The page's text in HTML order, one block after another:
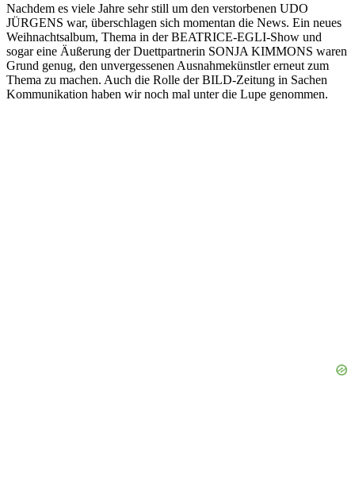
Nachdem es viele Jahre sehr still um den verstorbenen UDO
JÜRGENS war, überschlagen sich momentan die News. Ein neues
Weihnachtsalbum, Thema in der BEATRICE-EGLI-Show und
sogar eine Äußerung der Duettpartnerin SONJA KIMMONS waren
Grund genug, den unvergessenen Ausnahmekünstler erneut zum
Thema zu machen. Auch die Rolle der BILD-Zeitung in Sachen
Kommunikation haben wir noch mal unter die Lupe genommen.